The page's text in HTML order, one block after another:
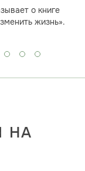
о книге
жизнь».
НА